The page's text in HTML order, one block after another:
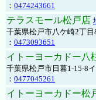
： 0474243661
テラスモール松戸店
千葉県松戸市八ケ崎2丁
： 0473093651
イトーヨーカドー八
千葉県松戸市日暮1-15-8
： 0477045261
イトーヨーカドー松